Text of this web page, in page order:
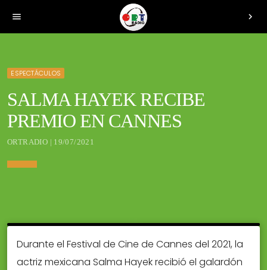
menu chevron_right
ESPECTÁCULOS
SALMA HAYEK RECIBE
PREMIO EN CANNES
ORTRADIO | 19/07/2021
Durante el Festival de Cine de Cannes del 2021, la
actriz mexicana Salma Hayek recibió el galardón